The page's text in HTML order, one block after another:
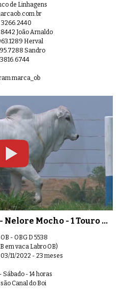
de Linhagens
3266.2440
João Arnaldo
Herval
Sandro
3816.6744
marca_ob
99º Leilão OB - Lote 16 - Nelore Mocho - 1 Touro PO Controlado
OB - OBG D 5538
em vaca Labro OB)
03/11/2022 - 23 meses
Sábado - 14 horas
Canal do Boi